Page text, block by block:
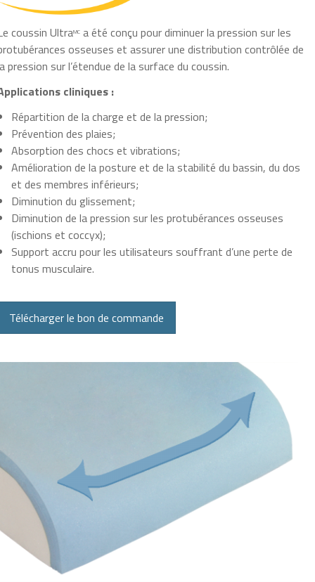
coussin Ultra
a été conçu pour diminuer la pression sur les
osseuses et assurer une distribution contrôlée de
pression sur l’étendue de la surface du coussin.
cliniques :
Répartition de la charge et de la pression;
Prévention des plaies;
Absorption des chocs et vibrations;
Amélioration de la posture et de la stabilité du bassin, du dos
et des membres inférieurs;
Diminution du glissement;
Diminution de la pression sur les protubérances osseuses
(ischions et coccyx);
Support accru pour les utilisateurs souffrant d’une perte de
Télécharger le bon de commande